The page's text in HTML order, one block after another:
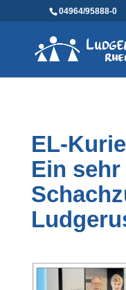
04964/95888-0
EL-
Ein